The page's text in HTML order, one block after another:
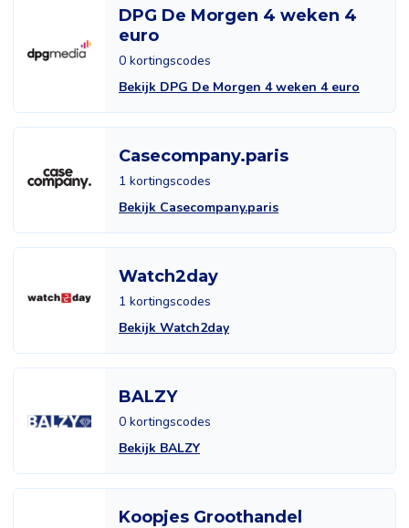
DPG De Morgen 4 weken 4
euro
0 kortingscodes
Bekijk DPG De Morgen 4 weken 4 euro
Casecompany.paris
1 kortingscodes
Bekijk Casecompany.paris
Watch2day
1 kortingscodes
Bekijk Watch2day
BALZY
0 kortingscodes
Bekijk BALZY
Koopjes Groothandel